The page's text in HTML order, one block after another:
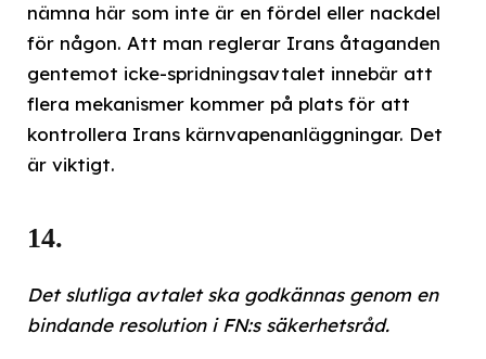
nämna här som inte är en fördel eller nackdel
för någon. Att man reglerar Irans åtaganden
gentemot icke-spridningsavtalet innebär att
flera mekanismer kommer på plats för att
kontrollera Irans kärnvapenanläggningar. Det
är viktigt.
14.
Det slutliga avtalet ska godkännas genom en
bindande resolution i FN:s säkerhetsråd.